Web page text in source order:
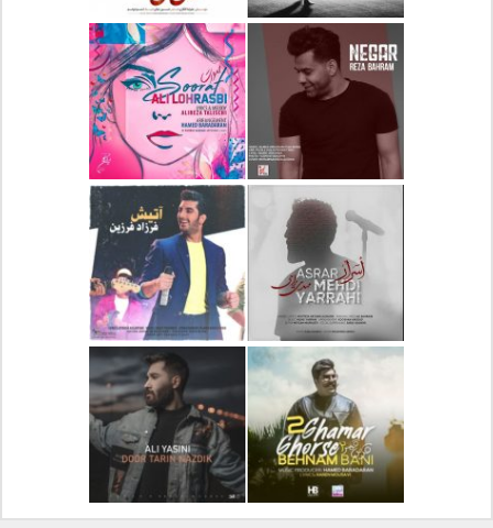
دانلود آلبوم جدید سیروان
خسروی بنام مونولوگ
دانلود آهنگ جدید علیرضا
قربانی بنام خیال خوش
دانلود آهنگ جدید رضا
بهرام بنام نگار
دانلود آهنگ جدید علی
لهراسبی بنام صورت
دانلود آهنگ جدید مهدی
یراحی بنام اسرار
دانلود آهنگ جدید فرزاد
فرزین بنام آتیش